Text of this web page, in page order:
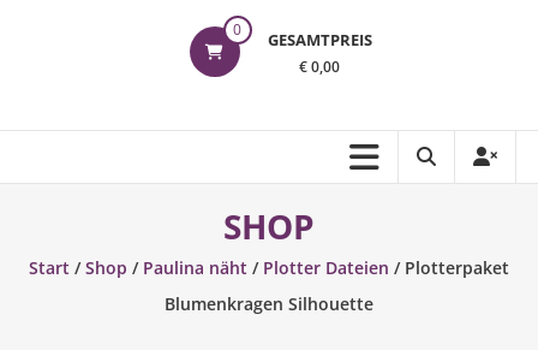
0 GESAMTPREIS
€ 0,00
SHOP
Start /Shop / Paulina näht / Plotter Dateien / Plotterpaket
Blumenkragen Silhouette